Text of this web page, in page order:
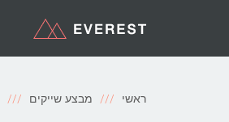
ראשי מבצע שייקים